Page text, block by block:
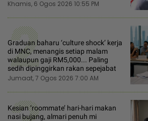
Khamis, 6 Ogos 2026 10:55 PM
2
Graduan baharu ‘culture shock’ kerja
di MNC, menangis setiap malam
walaupun gaji RM5,000... Paling
sedih dipinggirkan rakan sepejabat
Jumaat, 7 Ogos 2026 7:00 AM
Kesian ‘roommate’ hari-hari makan
nasi bujang, almari penuh mi